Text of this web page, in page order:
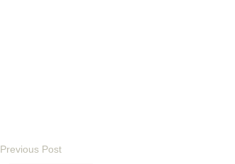
Previous Post